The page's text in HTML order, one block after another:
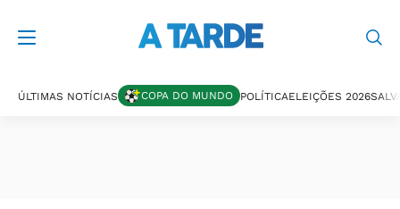
ÚLTIMAS NOTÍCIAS COPA DO MUNDO POLÍTICAELEIÇÕES 2026